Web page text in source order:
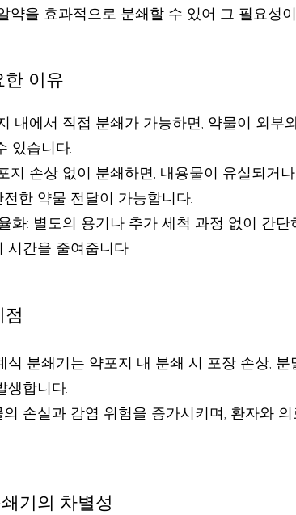
약을 효과적으로 분쇄할 수 있어 그 필요성
한 이유
내에서 직접 분쇄가 가능하면, 약물이 외부
있습니다.
지 손상 없이 분쇄하면, 내용물이 유실되거
한 약물 전달이 가능합니다.
화: 별도의 용기나 추가 세척 과정 없이 간단
시간을 줄여줍니다
식 분쇄기는 약포지 내 분쇄 시 포장 손상,
생합니다.
손실과 감염 위험을 증가시키며, 환자와
기의 차별성